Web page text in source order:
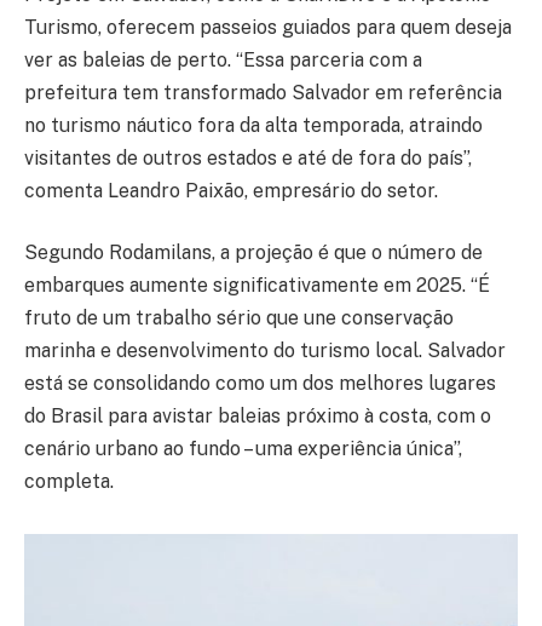
Turismo, oferecem passeios guiados para quem deseja
ver as baleias de perto. “Essa parceria com a
prefeitura tem transformado Salvador em referência
no turismo náutico fora da alta temporada, atraindo
visitantes de outros estados e até de fora do país”,
comenta Leandro Paixão, empresário do setor.
Segundo Rodamilans, a projeção é que o número de
embarques aumente significativamente em 2025. “É
fruto de um trabalho sério que une conservação
marinha e desenvolvimento do turismo local. Salvador
está se consolidando como um dos melhores lugares
do Brasil para avistar baleias próximo à costa, com o
cenário urbano ao fundo – uma experiência única”,
completa.